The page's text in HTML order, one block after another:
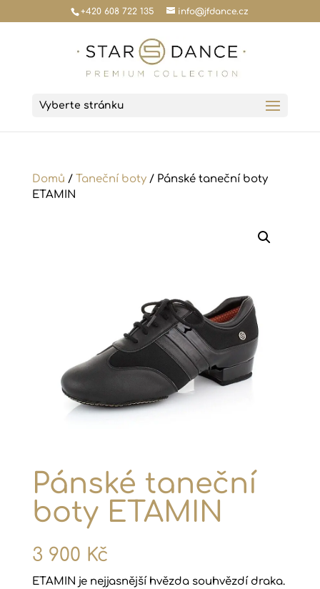
+420 608 722 135 info@jfdance.cz
Vyberte stránku
Domů / Taneční boty/ Pánské taneční boty
ETAMIN
Pánské taneční
boty ETAMIN
3 900 Kč
ETAMIN je nejjasnější hvězda souhvězdí draka.